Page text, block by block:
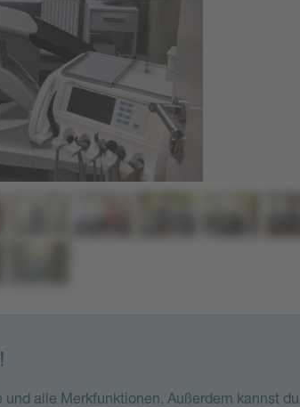
alle Merkfunktionen. Außerdem kannst